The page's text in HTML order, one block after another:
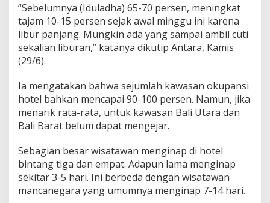
“Sebelumnya (Iduladha) 65-70 persen, meningkat
tajam 10-15 persen sejak awal minggu ini karena
libur panjang. Mungkin ada yang sampai ambil cuti
sekalian liburan,” katanya dikutip Antara, Kamis
(29/6).
Ia mengatakan bahwa sejumlah kawasan okupansi
hotel bahkan mencapai 90-100 persen. Namun, jika
menarik rata-rata, untuk kawasan Bali Utara dan
Bali Barat belum dapat mengejar.
Sebagian besar wisatawan menginap di hotel
bintang tiga dan empat. Adapun lama menginap
sekitar 3-5 hari. Ini berbeda dengan wisatawan
mancanegara yang umumnya menginap 7-14 hari.